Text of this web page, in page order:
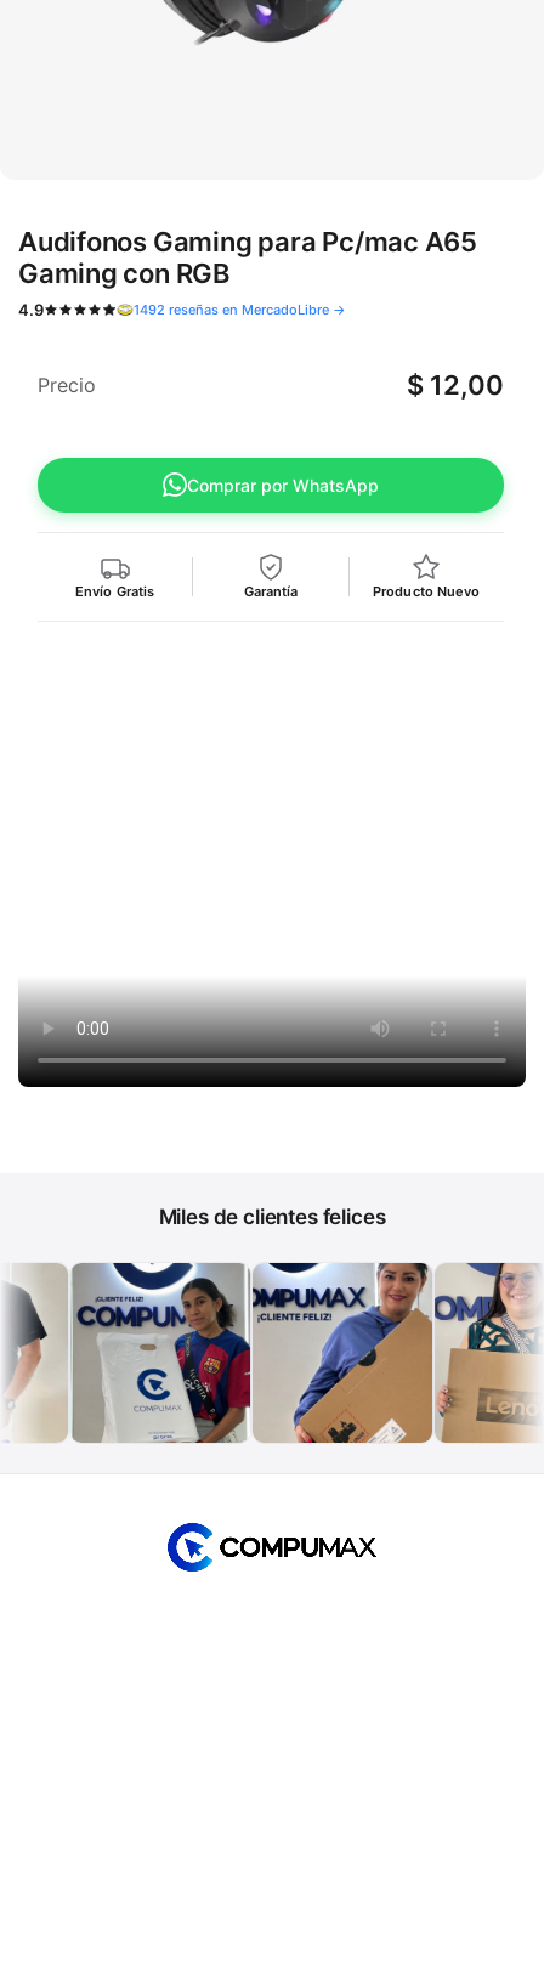
Audifonos Gaming para Pc/mac A65
Gaming con RGB
4.9 1492 reseñas en MercadoLibre →
Comprar por WhatsApp
Envío Gratis Garantía Producto Nuevo
Precio $ 12,00
Miles de clientes felices